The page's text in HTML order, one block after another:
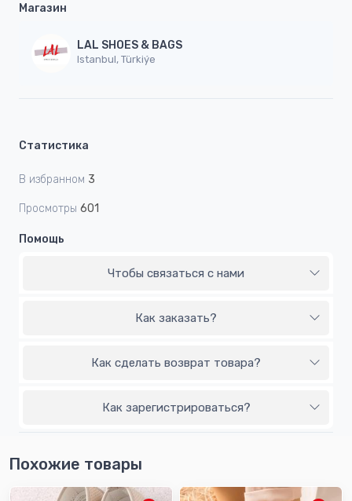
Магазин
LAL SHOES & BAGS
Istanbul, Türkiýe
Статистика
В избранном 3
Просмотры 601
Помощь
Чтобы связаться с нами
Как заказать?
Как сделать возврат товара?
Как зарегистрироваться?
Похожие товары